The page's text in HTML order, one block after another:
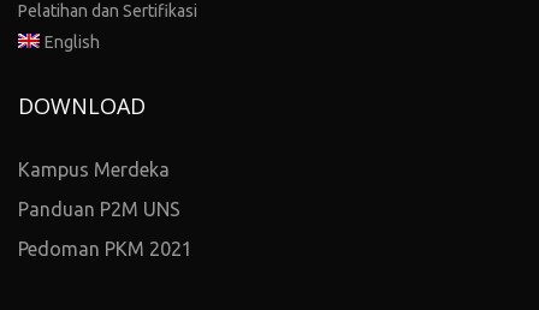
Pelatihan dan Sertifikasi
English
DOWNLOAD
Kampus Merdeka
Panduan P2M UNS
Pedoman PKM 2021